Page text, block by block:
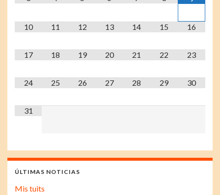
10 11 12 13 14 15 16
17 18 19 20 21 22 23
24 25 26 27 28 29 30
31
ÚLTIMAS NOTICIAS
Mis tuits